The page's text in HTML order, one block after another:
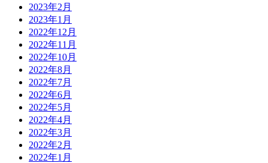
2023年2月
2023年1月
2022年12月
2022年11月
2022年10月
2022年8月
2022年7月
2022年6月
2022年5月
2022年4月
2022年3月
2022年2月
2022年1月